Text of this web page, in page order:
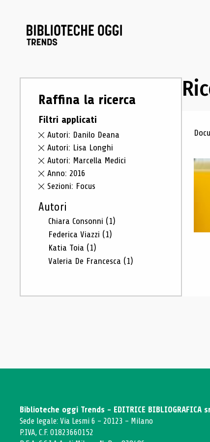
Raffina la ricerca
Filtri applicati
Autori: Danilo Deana
Autori: Lisa Longhi
Autori: Marcella Medici
Anno: 2016
Sezioni: Focus
Autori
Chiara Consonni (1)
Federica Viazzi (1)
Katia Toia (1)
Valeria De Francesca (1)
Biblioteche oggi Trends - EDITRICE BIBLIOGRAFICA
Sede legale: Via Lesmi 6 - 20123 - Milano
P.IVA, C.F. 01823660152